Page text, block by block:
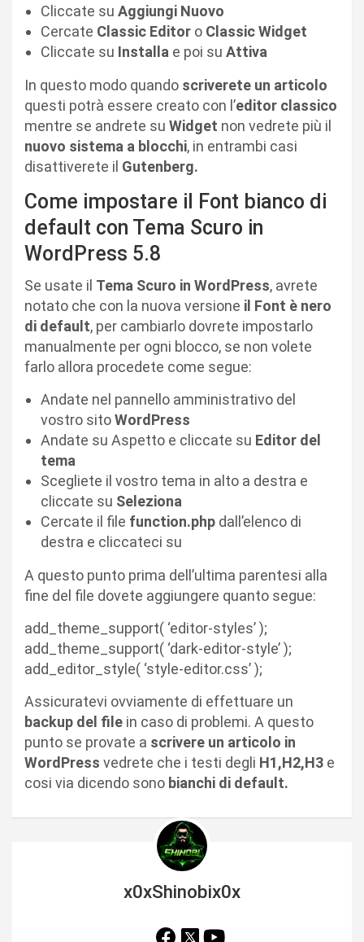
Cliccate su Aggiungi Nuovo
Cercate Classic Editor o Classic Widget
Cliccate su Installa e poi su Attiva
In questo modo quando scriverete un articolo
questi potrà essere creato con l’editor classico
mentre se andrete su Widget non vedrete più il
nuovo sistema a blocchi, in entrambi casi
disattiverete il Gutenberg.
Come impostare il Font bianco di
default con Tema Scuro in
WordPress 5.8
Se usate il Tema Scuro in WordPress, avrete
notato che con la nuova versione il Font è nero
di default, per cambiarlo dovrete impostarlo
manualmente per ogni blocco, se non volete
farlo allora procedete come segue:
Andate nel pannello amministrativo del
vostro sitoWordPress
Andate su Aspetto e cliccate su Editor del
tema
Scegliete il vostro tema in alto a destra e
cliccate su Seleziona
Cercate il file function.php dall’elenco di
destra e cliccateci su
A questo punto prima dell’ultima parentesi alla
fine del file dovete aggiungere quanto segue:
add_theme_support( ‘editor-styles’ );
add_theme_support( ‘dark-editor-style’ );
add_editor_style( ‘style-editor.css’ );
Assicuratevi ovviamente di effettuare un
backup del file in caso di problemi. A questo
punto se provate a scrivere un articolo in
WordPress vedrete che i testi degli H1,H2,H3 e
cosi via dicendo sono bianchi di default.
x0xShinobix0x